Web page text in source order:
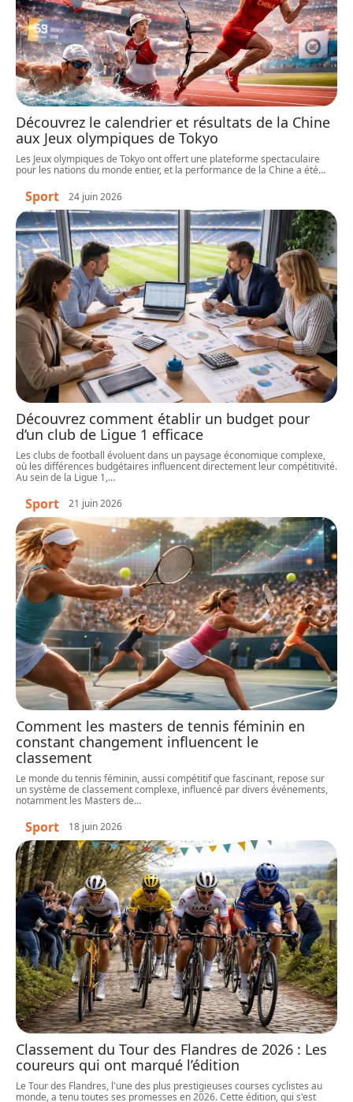
Découvrez le calendrier et résultats de la Chine
aux Jeux olympiques de Tokyo
Les Jeux olympiques de Tokyo ont offert une plateforme spectaculaire
pour les nations du monde entier, et la performance de la Chine a été…
Sport 24 juin 2026
Découvrez comment établir un budget pour
d’un club de Ligue 1 efficace
Les clubs de football évoluent dans un paysage économique complexe,
où les différences budgétaires influencent directement leur compétitivité.
Au sein de la Ligue 1,…
Sport 21 juin 2026
Comment les masters de tennis féminin en
constant changement influencent le
classement
Le monde du tennis féminin, aussi compétitif que fascinant, repose sur
un système de classement complexe, influencé par divers événements,
notamment les Masters de…
Sport 18 juin 2026
Classement du Tour des Flandres de 2026 : Les
coureurs qui ont marqué l’édition
Le Tour des Flandres, l'une des plus prestigieuses courses cyclistes au
monde, a tenu toutes ses promesses en 2026. Cette édition, qui s'est